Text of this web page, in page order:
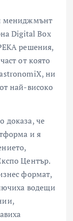
мениджмънт
Digital Box
решения,
от която
ни
най-високо
доказа, че
и я
Център.
формат,
водещи